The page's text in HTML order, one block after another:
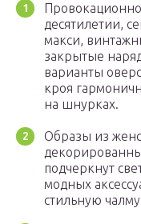
десятилетии,
макси,
закрытые
варианты
кроя
на шнурках.
Образы из
подчеркнут
модных
стильную